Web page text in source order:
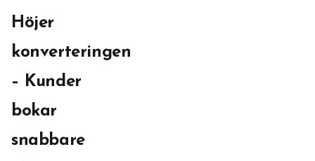
Höjer
konverteringen
– Kunder
bokar
snabbare